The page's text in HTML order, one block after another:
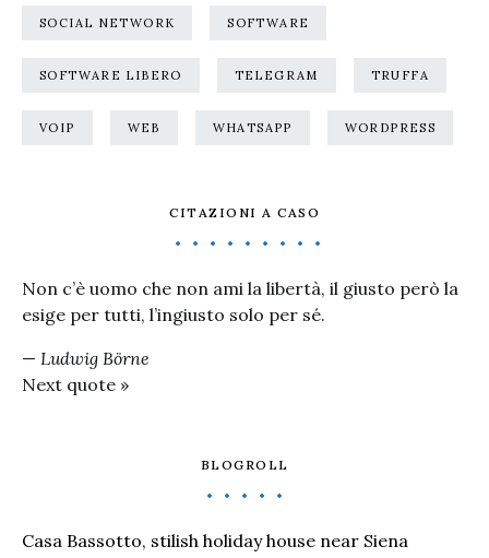
SOCIAL NETWORK SOFTWARE
SOFTWARE LIBERO TELEGRAM TRUFFA
VOIP WEB WHATSAPP WORDPRESS
CITAZIONI A CASO
Non c’è uomo che non ami la libertà, il giusto però la
esige per tutti, l’ingiusto solo per sé.
— Ludwig Börne
Next quote »
BLOGROLL
Casa Bassotto, stilish holiday house near Siena